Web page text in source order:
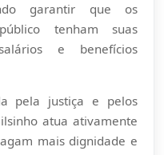
garantir que os
tenham suas
e benefícios
pela justiça e pelos
atua ativamente
mais dignidade e